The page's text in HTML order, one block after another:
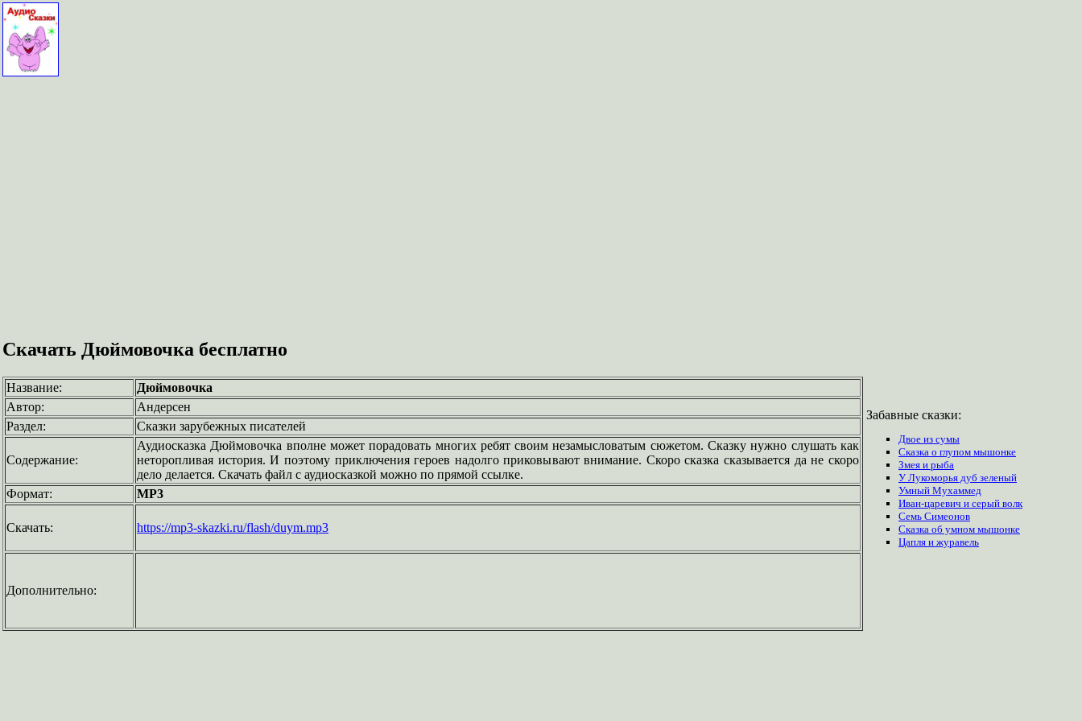
Скачать Дюймовочка бесплатно
Название:
Дюймовочка
Автор:
Андерсен
Раздел:
Сказки зарубежных писателей
Содержание:
Аудиосказка Дюймовочка вполне может порадовать многих ребят своим незамысловатым сюжетом. Сказку нужно слушать как
неторопливая история. И поэтому приключения героев надолго приковывают внимание. Скоро сказка сказывается да не скоро
дело делается. Скачать файл с аудиосказкой можно по прямой ссылке.
Формат:
MP3
Скачать: https://mp3-skazki.ru/flash/duym.mp3
Дополнительно:
Забавные сказки:
Двое из сумы
Сказка о глупом мышонке
Змея и рыба
У Лукоморья дуб зеленый
Умный Мухаммед
Иван-царевич и серый волк
Семь Симеонов
Сказка об умном мышонке
Цапля и журавель